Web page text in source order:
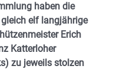
haben die
elf langjährige
Erich
Katterloher
zu jeweils stolzen